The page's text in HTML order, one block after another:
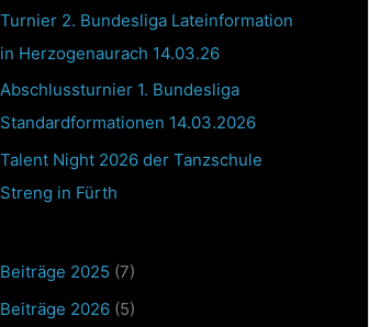
Turnier 2. Bundesliga Lateinformation
in Herzogenaurach 14.03.26
Abschlussturnier 1. Bundesliga
Standardformationen 14.03.2026
Talent Night 2026 der Tanzschule
Streng in Fürth
Beiträge 2025 (7)
Beiträge 2026 (5)